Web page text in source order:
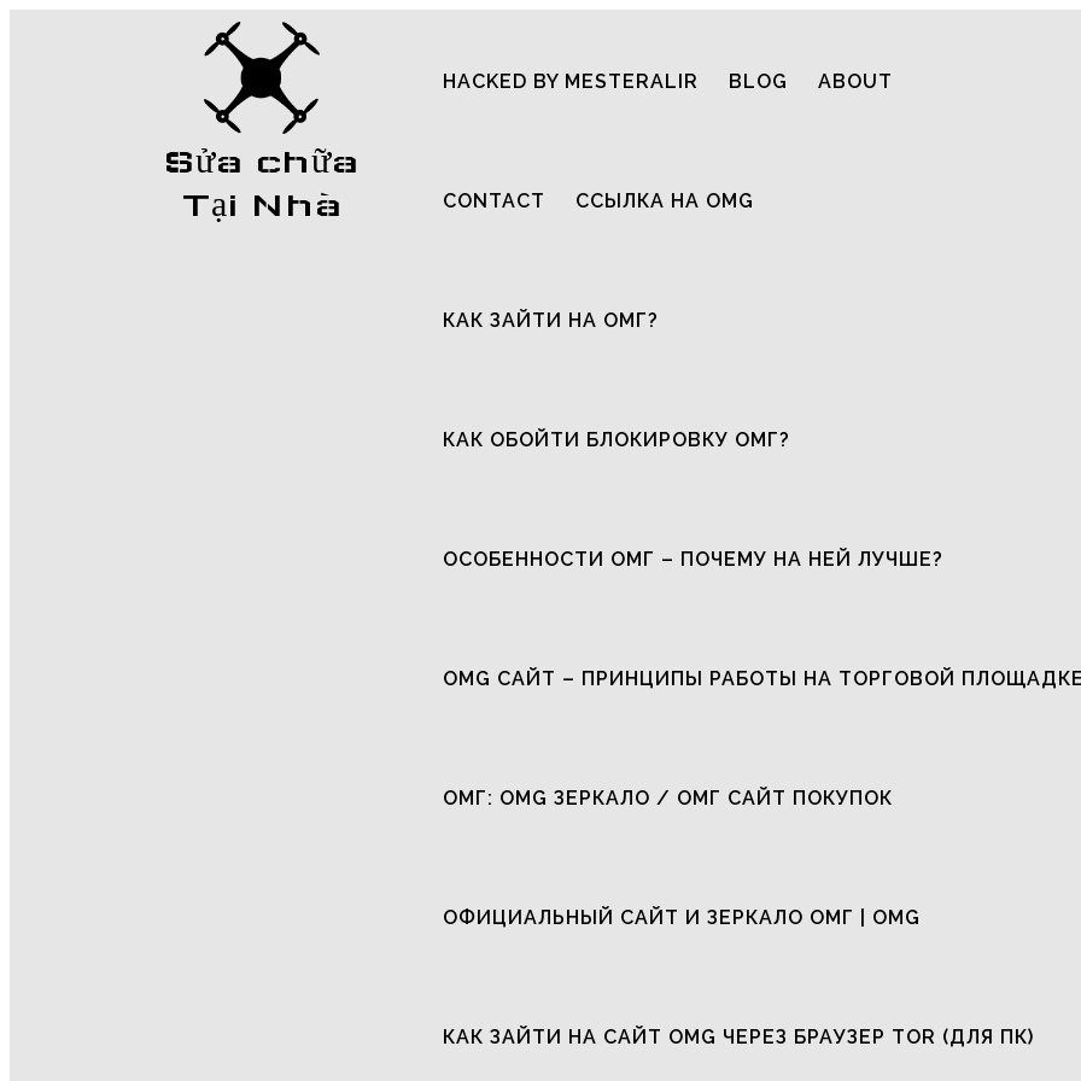
Sửa chữa
Tại Nhà
HACKED BY MESTERALIR BLOG ABOUT
CONTACT ССЫЛКА НА OMG
КАК ЗАЙТИ НА ОМГ?
КАК ОБОЙТИ БЛОКИРОВКУ ОМГ?
ОСОБЕННОСТИ ОМГ – ПОЧЕМУ НА НЕЙ ЛУЧШЕ?
OMG САЙТ – ПРИНЦИПЫ РАБОТЫ НА ТОРГОВОЙ
ОМГ: OMG ЗЕРКАЛО / ОМГ САЙТ ПОКУПОК
ОФИЦИАЛЬНЫЙ САЙТ И ЗЕРКАЛО ОМГ | OMG
КАК ЗАЙТИ НА САЙТ OMG ЧЕРЕЗ БРАУЗЕР TOR (ДЛЯ ПК)